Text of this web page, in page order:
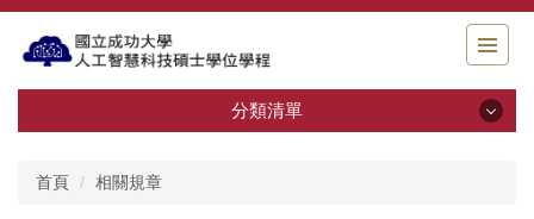
跳
主
要
分類清單
首頁 相關規章